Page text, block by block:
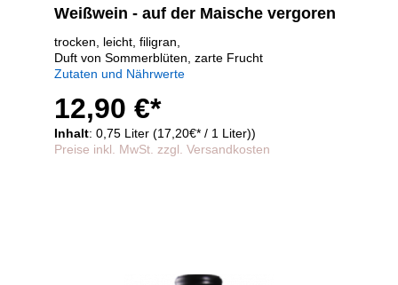
Weißwein - auf der Maische vergoren
trocken, leicht, filigran,
Duft von Sommerblüten, zarte Frucht
Zutaten und Nährwerte
12,90 €*
Inhalt: 0,75 Liter (17,20€* / 1 Liter))
Preise inkl. MwSt. zzgl. Versandkosten